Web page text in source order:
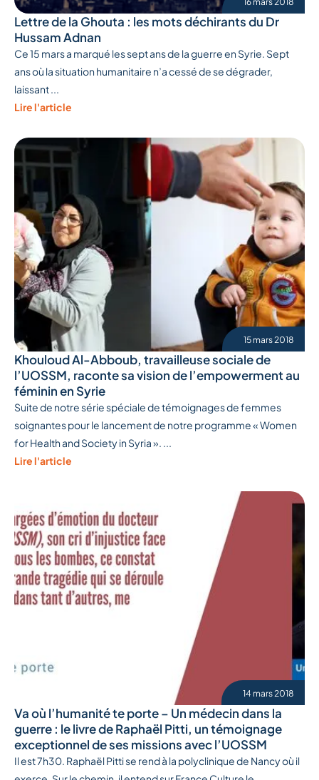
Lettre de la Ghouta : les mots déchirants du Dr
Hussam Adnan
Ce 15 mars a marqué les sept ans de la guerre en Syrie. Sept
ans où la situation humanitaire n’a cessé de se dégrader,
laissant ...
Lire l'article
15 mars 2018
Khouloud Al-Abboub, travailleuse sociale de
l’UOSSM, raconte sa vision de l’empowerment au
féminin en Syrie
Suite de notre série spéciale de témoignages de femmes
soignantes pour le lancement de notre programme « Women
for Health and Society in Syria ». ...
Lire l'article
14 mars 2018
Va où l’humanité te porte – Un médecin dans la
guerre : le livre de Raphaël Pitti, un témoignage
exceptionnel de ses missions avec l’UOSSM
Il est 7h30. Raphaël Pitti se rend à la polyclinique de Nancy où il